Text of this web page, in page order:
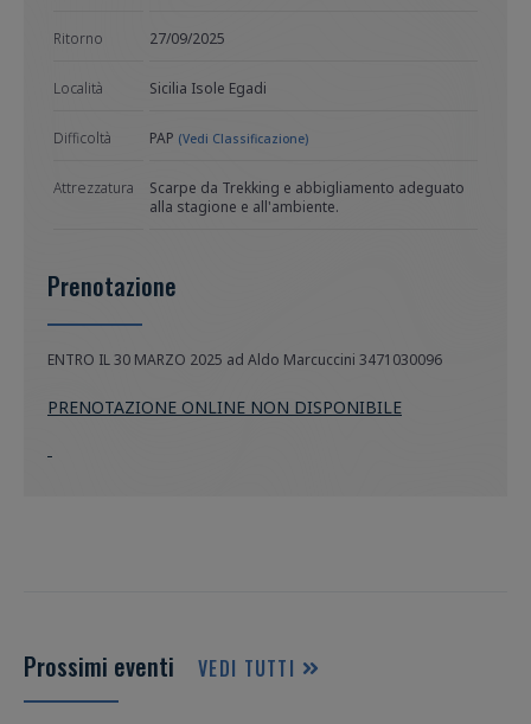
Ritorno 27/09/2025
Località Sicilia Isole Egadi
Difficoltà PAP (Vedi Classificazione)
Attrezzatura
Scarpe da Trekking e abbigliamento adeguato
alla stagione e all'ambiente.
Prenotazione
ENTRO IL 30 MARZO 2025 ad Aldo Marcuccini 3471030096
PRENOTAZIONE ONLINE NON DISPONIBILE
Prossimi eventi VEDI TUTTI